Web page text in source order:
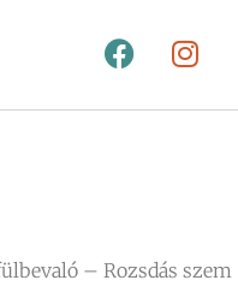
– Rozsdás szem